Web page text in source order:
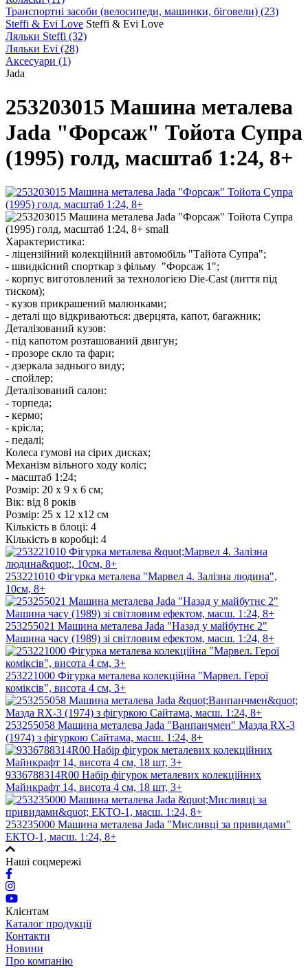
Транспортні засоби (велосипеди, машинки, біговели) (23)
Steffi & Evi Love Steffi & Evi Love
Ляльки Steffi (32)
Ляльки Evi (28)
Аксесуари (1)
Jada
253203015 Машина металева
Jada "Форсаж" Тойота Супра
(1995) голд, масштаб 1:24, 8+
Характеристика:
- ліцензійний колекційний автомобіль "Тайота Супра";
- швидкісний спорткар з фільму "Форсаж 1";
- корпус виготовлений за технологією Die-Cast (лиття під
тиском);
- кузов прикрашений малюнками;
- деталі що відкриваються: дверцята, капот, багажник;
Деталізований кузов:
- під капотом розташований двигун;
- прозоре скло та фари;
- дзеркала заднього виду;
- спойлер;
Деталізований салон:
- торпеда;
- кермо;
- крісла;
- педалі;
Колеса гумові на сірих дисках;
Механізм вільного ходу коліс;
- масштаб 1:24;
Розмір: 20 х 9 х 6 см;
Вік: від 8 років
Розмір: 25 х 12 х12 см
Кількість в блоці: 4
Кількість в коробці: 4
253221010 Фігурка металева "Марвел 4. Залізна людина",
10см, 8+
253255021 Машина металева Jada "Назад у майбутнє 2"
Машина часу (1989) зі світловим ефектом, масш. 1:24, 8+
253221000 Фігурка металева колекційна "Марвел. Герої
коміксів", висота 4 см, 3+
253255058 Машина металева Jada "Ванпанчмен" Мазда RX-3
(1974) з фігуркою Сайтама, масш. 1:24, 8+
9336788314R00 Набір фігурок металевих колекційних
Майнкрафт 14, висота 4 см, 18 шт, 3+
253235000 Машина металева Jada "Мисливці за привидами"
ЕКТО-1, масш. 1:24, 8+
Наші соцмережі
Клієнтам
Каталог продукції
Контакти
Новини
Про компанію